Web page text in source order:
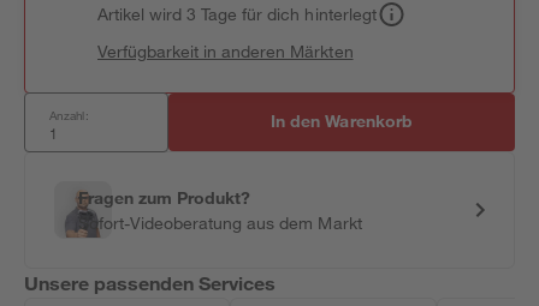
Artikel wird 3 Tage für dich hinterlegt
Verfügbarkeit in anderen Märkten
Anzahl: In den Warenkorb
Fragen zum Produkt?
Sofort-Videoberatung aus dem Markt
Unsere passenden Services